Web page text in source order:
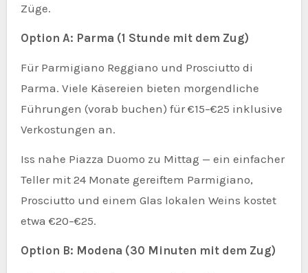
Züge.
Option A: Parma (1 Stunde mit dem Zug)
Für Parmigiano Reggiano und Prosciutto di
Parma. Viele Käsereien bieten morgendliche
Führungen (vorab buchen) für €15–€25 inklusive
Verkostungen an.
Iss nahe Piazza Duomo zu Mittag — ein einfacher
Teller mit 24 Monate gereiftem Parmigiano,
Prosciutto und einem Glas lokalen Weins kostet
etwa €20–€25.
Option B: Modena (30 Minuten mit dem Zug)